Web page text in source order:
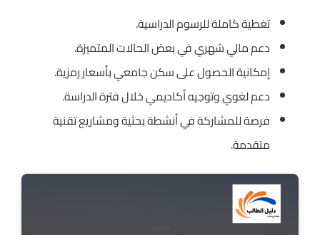
تغطية كاملة للرسوم الدراسية.
دعم مالي شهري في بعض الحالات المتميزة.
إمكانية الحصول على سكن جامعي بأسعار رمزية.
دعم لغوي وتوجيه أكاديمي خلال فترة الدراسة.
فرصة للمشاركة في أنشطة بحثية ومشاريع تقنية
متقدمة.